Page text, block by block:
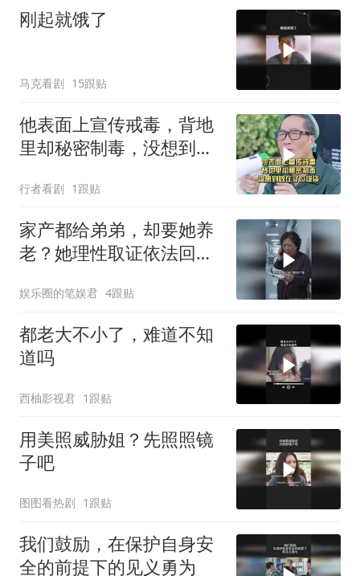
刚起就饿了
马克看剧 15跟贴
他表面上宣传戒毒，背地
里却秘密制毒，没想到败
行者看剧 1跟贴
家产都给弟弟，却要她养
老？她理性取证依法回
娱乐圈的笔娱君 4跟贴
都老大不小了，难道不知
道吗
西柚影视君 1跟贴
用美照威胁姐？先照照镜
子吧
图图看热剧 1跟贴
我们鼓励，在保护自身安
全的前提下的见义勇为